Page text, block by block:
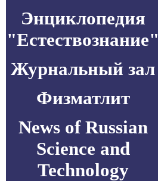
Энциклопедия
"Естествознание"
Журнальный зал
Физматлит
News of Russian
Science and
Technology